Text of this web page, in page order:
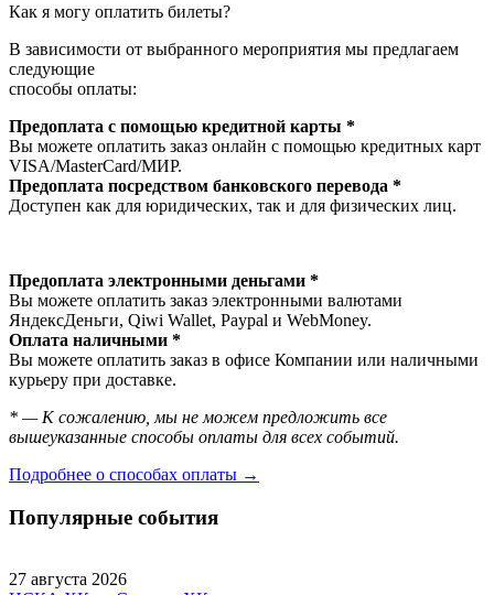
Как я могу оплатить билеты?
В зависимости от выбранного мероприятия мы предлагаем
следующие
способы оплаты:
Предоплата с помощью кредитной карты *
Вы можете оплатить заказ онлайн с помощью кредитных карт
VISA/MasterСard/МИР.
Предоплата посредством банковского перевода *
Доступен как для юридических, так и для физических лиц.
Предоплата электронными деньгами *
Вы можете оплатить заказ электронными валютами
ЯндексДеньги, Qiwi Wallet, Paypal и WebMoney.
Оплата наличными *
Вы можете оплатить заказ в офисе Компании или наличными
курьеру при доставке.
* — К сожалению, мы не можем предложить все
вышеуказанные способы оплаты для всех событий.
Подробнее о способах оплаты →
Популярные события
27 августа 2026